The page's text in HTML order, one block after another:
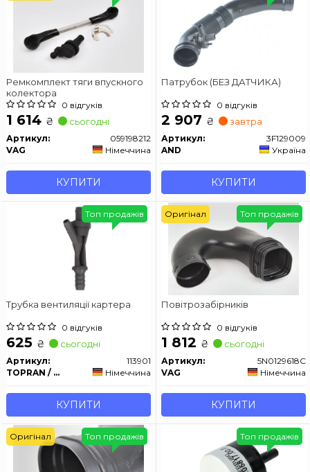
Ремкомплект тяги впускного
колектора
0 відгуків
1 614 ₴ сьогодні
Артикул:
059198212
VAG
Німеччина
КУПИТИ
Патрубок (БЕЗ ДАТЧИКА)
0 відгуків
2 907 ₴ завтра
Артикул:
3F129009
AND
Україна
КУПИТИ
Трубка вентиляції картера
0 відгуків
625 ₴ сьогодні
Артикул:
113901
TOPRAN / HANS PRIES
Німеччина
КУПИТИ
Топ продажів
Повітрозабірників
0 відгуків
1 812 ₴ сьогодні
Артикул:
5N0129618C
VAG
Німеччина
КУПИТИ
Топ продажів
Оригінал
Топ продажів
Оригінал Топ продажів